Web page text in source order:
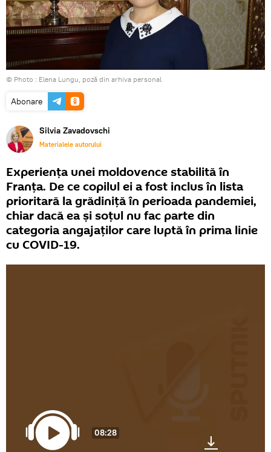
© Photo : Elena Lungu, poză din arhiva personal
Abonare
Silvia Zavadovschi
Materialele autorului
Experiența unei moldovence stabilită în
Franța. De ce copilul ei a fost inclus în lista
prioritară la grădiniță în perioada pandemiei,
chiar dacă ea și soțul nu fac parte din
categoria angajaților care luptă în prima linie
cu COVID-19.
08:28